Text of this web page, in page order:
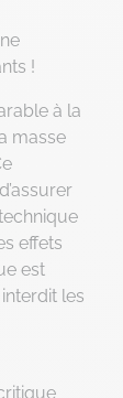
!
à la
masse
effets
est
les